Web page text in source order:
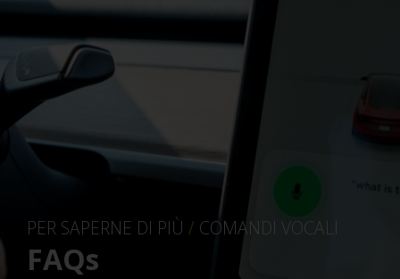
PER SAPERNE DI PIÙ / COMANDI VOCALI
FAQs